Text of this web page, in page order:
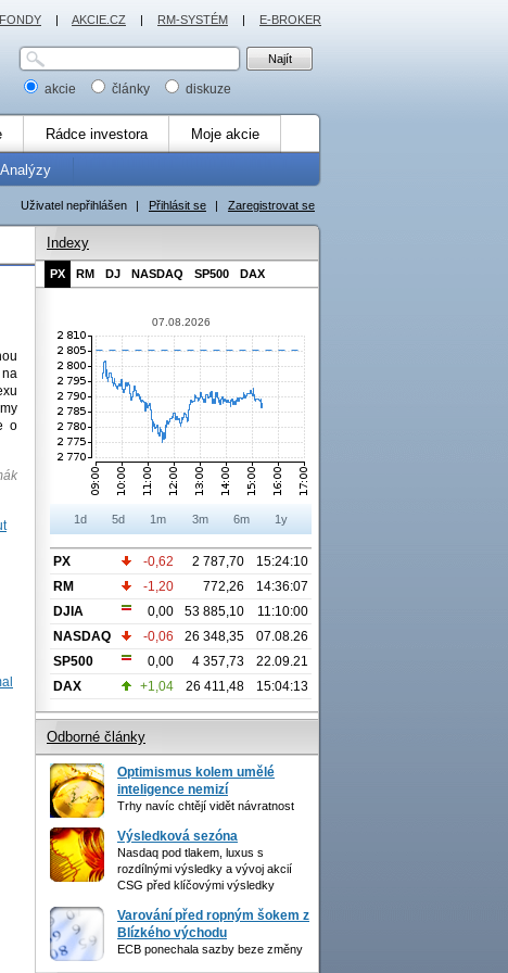
akcie články diskuze
Rádce investora Moje akcie
Analýzy
Uživatel nepřihlášen | Přihlásit se | Zaregistrovat se
o
Indexy
PX RM DJ NASDAQ SP500 DAX
07.08.2026
1d 5d 1m 3m 6m 1y
PX -0,62 2 787,70
15:24:10
RM
-1,20 772,26
14:36:07
DJIA
0,00 53 885,10
11:10:00
NASDAQ
-0,06 26 348,35
07.08.26
SP500
0,00 4 357,73
22.09.21
DAX
+1,04 26 411,48 15:04:13
Odborné články
Optimismus kolem umělé
inteligence nemizí
Trhy navíc chtějí vidět návratnost
Výsledková sezóna
Nasdaq pod tlakem, luxus s
rozdílnými výsledky a vývoj akcií
CSG před klíčovými výsledky
Varování před ropným šokem z
Blízkého východu
ECB ponechala sazby beze změny
| AKCIE.CZ | RM-SYSTÉM | E-BROKER